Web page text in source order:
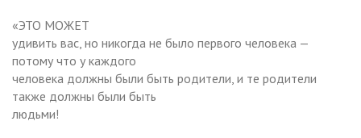
«ЭТО МОЖЕТ
удивить вас, но никогда не было первого человека —
потому что у каждого
человека должны были быть родители, и те родители
также должны были быть
людьми!